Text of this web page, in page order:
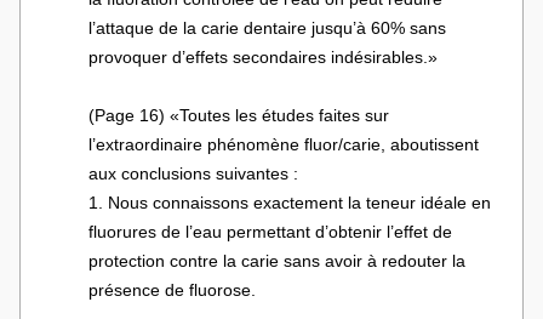
l’attaque de la carie dentaire jusqu’à 60% sans
provoquer d’effets secondaires indésirables.»
(Page 16) «Toutes les études faites sur
l’extraordinaire phénomène fluor/carie, aboutissent
aux conclusions suivantes :
1. Nous connaissons exactement la teneur idéale en
fluorures de l’eau permettant d’obtenir l’effet de
protection contre la carie sans avoir à redouter la
présence de fluorose.